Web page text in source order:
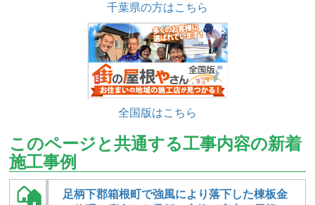
千葉県の方はこちら
全国版はこちら
このページと共通する工事内容の新着
施工事例
足柄下郡箱根町で強風により落下した棟板金